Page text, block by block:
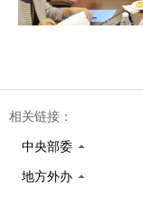
相关链接：
中央部委
地方外办